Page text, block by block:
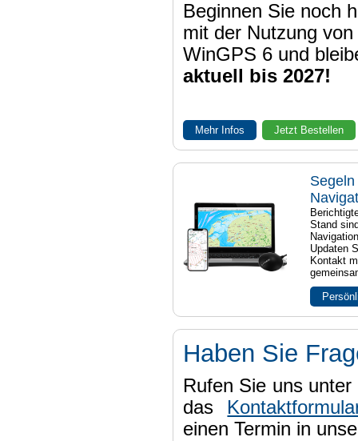
Beginnen Sie noch
mit der Nutzung von
WinGPS 6 und
aktuell bis 2027!
Mehr Infos Jetzt Bestellen
Stand
Updaten
Kontakt
Haben Sie
Rufen Sie uns
das
einen Termin in